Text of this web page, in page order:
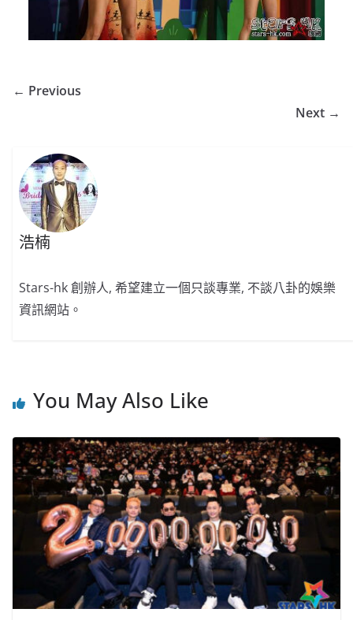
← Previous
Next →
浩楠
Stars-hk 創辦人, 希望建立一個只談專業, 不談八卦的娛樂
資訊網站。
You May Also Like